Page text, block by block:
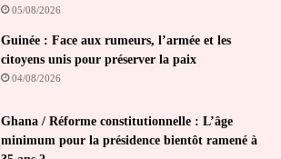
05/08/2026
Guinée : Face aux rumeurs, l’armée et les
citoyens unis pour préserver la paix
04/08/2026
Ghana / Réforme constitutionnelle : L’âge
minimum pour la présidence bientôt ramené à